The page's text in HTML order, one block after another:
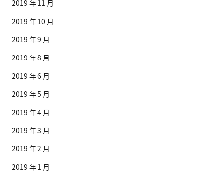
2019 年 11 月
2019 年 10 月
2019 年 9 月
2019 年 8 月
2019 年 6 月
2019 年 5 月
2019 年 4 月
2019 年 3 月
2019 年 2 月
2019 年 1 月